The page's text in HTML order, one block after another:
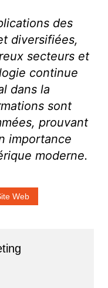
des
diversifiées,
secteurs et
continue
dans la
sont
prouvant
importance
moderne.
Web